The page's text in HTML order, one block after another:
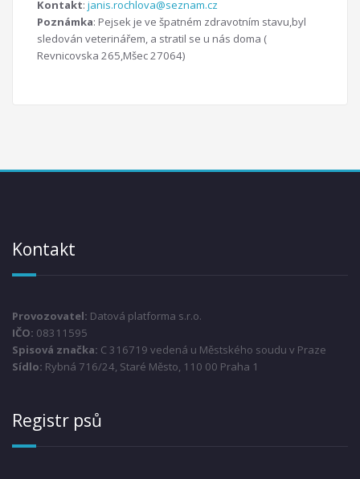
Kontakt: janis.rochlova@seznam.cz
Poznámka: Pejsek je ve špatném zdravotním stavu,byl
sledován veterinářem, a stratil se u nás doma (
Revnicovska 265,Mšec 27064)
Kontakt
Provozovatel: Datová platforma s.r.o.
IČO: 08311595
Spisová značka: C 316719 vedená u Městského soudu v Praze
Sídlo: Rybná 716/24, Staré Město, 110 00 Praha 1
Registr psů